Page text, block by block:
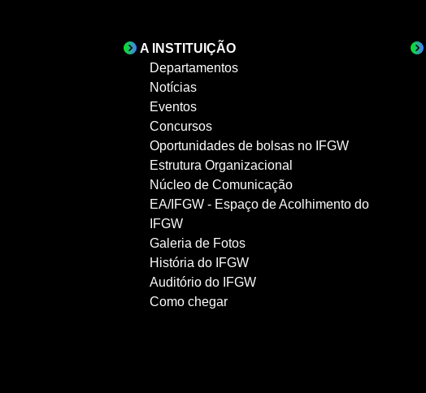
A INSTITUIÇÃO
Departamentos
Notícias
Eventos
Concursos
Oportunidades de bolsas no IFGW
Estrutura Organizacional
Núcleo de Comunicação
EA/IFGW - Espaço de Acolhimento do
IFGW
Galeria de Fotos
História do IFGW
Auditório do IFGW
Como chegar